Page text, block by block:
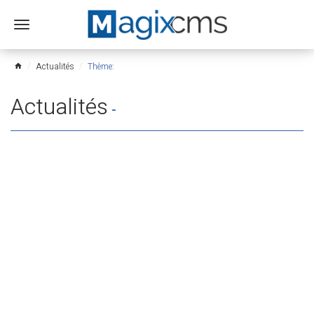
Ouvrir
menu
home Actualités Thème:
Actualités -